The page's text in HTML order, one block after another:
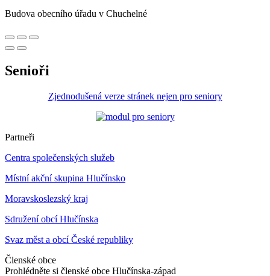
Budova obecního úřadu v Chuchelné
Senioři
Zjednodušená verze stránek nejen pro seniory
Partneři
Centra společenských služeb
Místní akční skupina Hlučínsko
Moravskoslezský kraj
Sdružení obcí Hlučínska
Svaz měst a obcí České republiky
Členské obce
Prohlédněte si členské obce Hlučínska-západ